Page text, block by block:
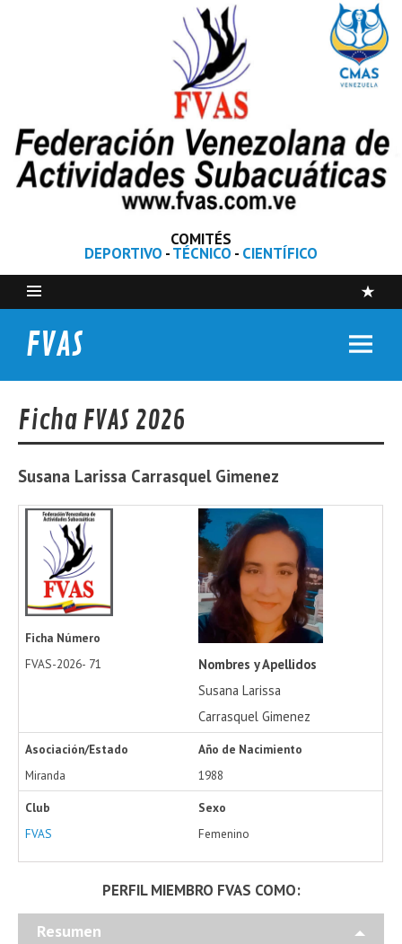
COMITÉS
DEPORTIVO -TÉCNICO - CIENTÍFICO
FVAS
Ficha FVAS 2026
Susana Larissa Carrasquel Gimenez
Ficha Número
FVAS-2026- 71
Nombres y Apellidos
Susana Larissa
Carrasquel Gimenez
Asociación/Estado
Miranda
Año de Nacimiento
1988
Club
FVAS
Sexo
Femenino
PERFIL MIEMBRO FVAS COMO:
Resumen